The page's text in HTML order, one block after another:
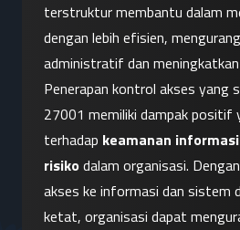
terstruktur membantu dalam
dengan lebih efisien,
administratif dan
Penerapan kontrol akses yang
27001 memiliki dampak positif
terhadap keamanan informasi
risiko dalam organisasi.
akses ke informasi dan sistem
ketat, organisasi dapat